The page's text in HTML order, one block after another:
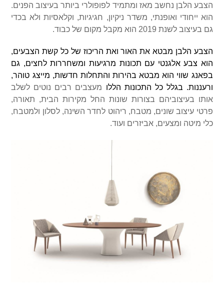
הצבע הלבן נחשב מאז ומתמיד לפופולרי ביותר בעיצוב הפנים.
הוא ייחודי ואופנתי, משדר ניקיון, חגיגיות, וקלאסיות ולא בכדי
גם בעיצוב לשנת 2019 הוא מקבל מקום של כבוד.
הצבע הלבן מבטא את האור ואת הריכוז של כל קשת הצבעים,
הוא צבע אלגנטי עם תכונות מרגיעות ומשחררות לחצים, גם
בפאנג שווי הוא מבטא בהירות והתחלות חדשות, מייצג טוהר,
ורעננות. בגלל כל התכונות הללו מעצבים רבים נוטים לשלב
אותו בעיצוביהם בצורות שונות החל מקירות הבית, תאורה,
פרטי עיצוב שונים, מטבח, ריהוט לחדר השינה, לסלון ולמטבח,
כלי מיטה ומצעים, אביזרים ועוד.